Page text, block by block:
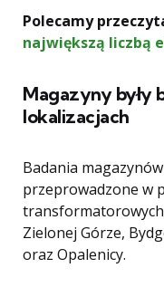
Polecamy
największą liczbą
Magazyny były
lokalizacjach
Badania
przeprowadzone w
Zielonej Górze,
oraz Opalenicy.